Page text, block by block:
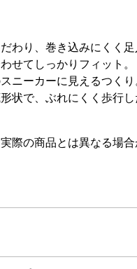
わり、巻き込みにくく足
せてしっかりフィット。
ニーカーに見えるつくり
状で、ぶれにくく歩行
際の商品とは異なる場合